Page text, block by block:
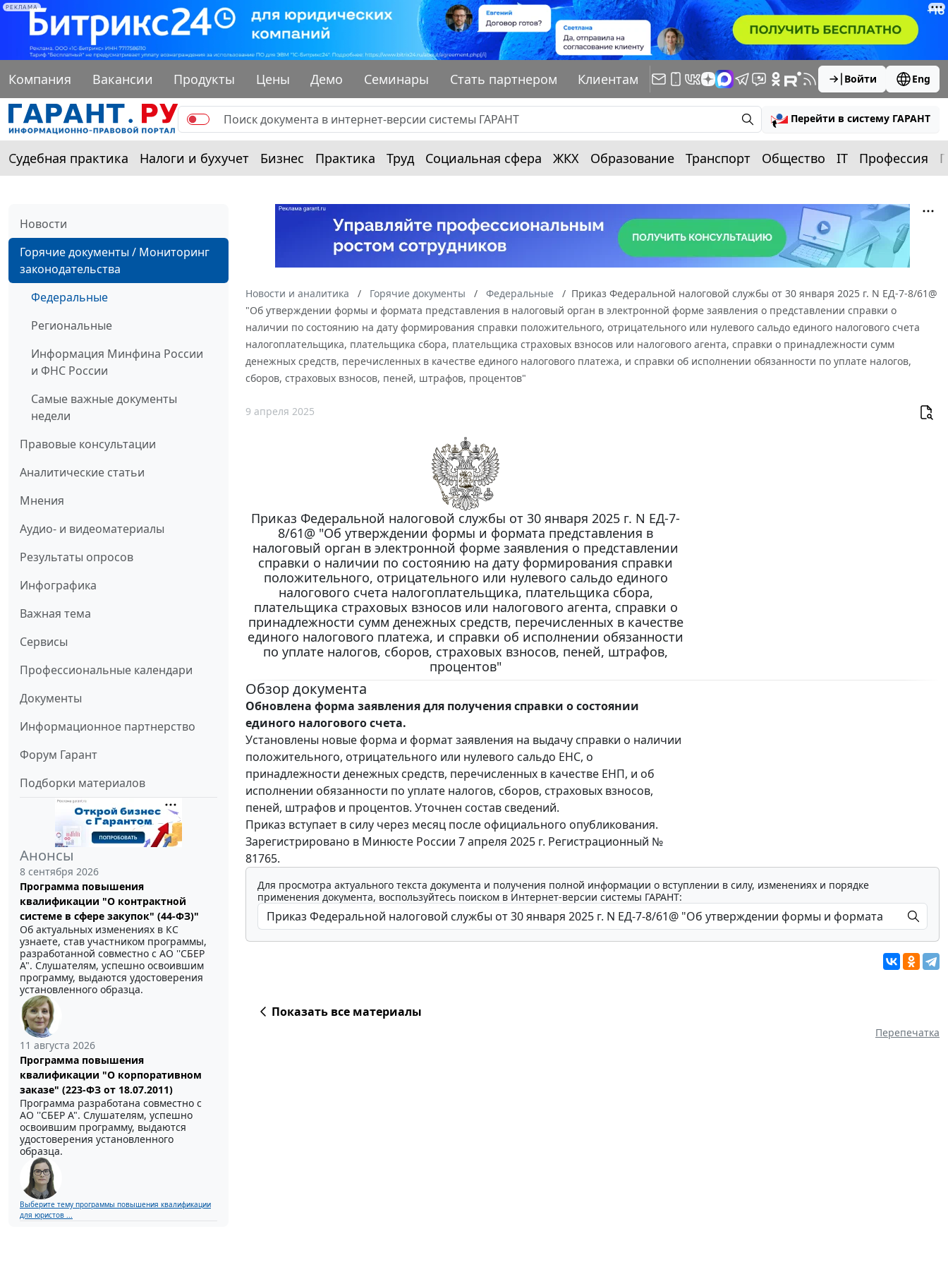
РЕКЛАМА
Компания Вакансии Продукты Цены Демо Семинары Стать партнером Клиентам Войти Eng
Перейти в систему ГАРАНТ
Судебная практика Налоги и бухучет Бизнес Практика Труд Социальная сфера ЖКХ Образование Транспорт Общество IT Профессия
Новости
Горячие документы / Мониторинг
законодательства
Федеральные
Региональные
Информация Минфина России
и ФНС России
Самые важные документы
недели
Правовые консультации
Аналитические статьи
Мнения
Аудио- и видеоматериалы
Результаты опросов
Инфографика
Важная тема
Сервисы
Профессиональные календари
Документы
Информационное партнерство
Форум Гарант
Подборки материалов
Анонсы
8 сентября 2026
Программа повышения
квалификации "О контрактной
системе в сфере закупок" (44-ФЗ)"
Об актуальных изменениях в КС
узнаете, став участником программы,
разработанной совместно с АО ''СБЕР
А". Слушателям, успешно освоившим
программу, выдаются удостоверения
установленного образца.
11 августа 2026
Программа повышения
квалификации "О корпоративном
заказе" (223-ФЗ от 18.07.2011)
Программа разработана совместно с
АО ''СБЕР А". Слушателям, успешно
освоившим программу, выдаются
удостоверения установленного
образца.
Выберите тему программы повышения квалификации
для юристов ...
Новости и аналитика Горячие документы Федеральные
Приказ Федеральной налоговой службы от 30 января 2025 г. N ЕД-7-8/61@
"Об утверждении формы и формата представления в налоговый орган в электронной форме заявления о представлении справки о
наличии по состоянию на дату формирования справки положительного, отрицательного или нулевого сальдо единого налогового счета
налогоплательщика, плательщика сбора, плательщика страховых взносов или налогового агента, справки о принадлежности сумм
денежных средств, перечисленных в качестве единого налогового платежа, и справки об исполнении обязанности по уплате налогов,
сборов, страховых взносов, пеней, штрафов, процентов"
9 апреля 2025
Приказ Федеральной налоговой службы от 30 января 2025 г. N ЕД-7-
8/61@ "Об утверждении формы и формата представления в
налоговый орган в электронной форме заявления о представлении
справки о наличии по состоянию на дату формирования справки
положительного, отрицательного или нулевого сальдо единого
налогового счета налогоплательщика, плательщика сбора,
плательщика страховых взносов или налогового агента, справки о
принадлежности сумм денежных средств, перечисленных в качестве
единого налогового платежа, и справки об исполнении обязанности
по уплате налогов, сборов, страховых взносов, пеней, штрафов,
процентов"
Обзор документа
Обновлена форма заявления для получения справки о состоянии
единого налогового счета.
Установлены новые форма и формат заявления на выдачу справки о наличии
положительного, отрицательного или нулевого сальдо ЕНС, о
принадлежности денежных средств, перечисленных в качестве ЕНП, и об
исполнении обязанности по уплате налогов, сборов, страховых взносов,
пеней, штрафов и процентов. Уточнен состав сведений.
Приказ вступает в силу через месяц после официального опубликования.
Зарегистрировано в Минюсте России 7 апреля 2025 г. Регистрационный №
81765.
Для просмотра актуального текста документа и получения полной информации о вступлении в силу, изменениях и порядке
применения документа, воспользуйтесь поиском в Интернет-версии системы ГАРАНТ:
Показать все материалы
Перепечатка